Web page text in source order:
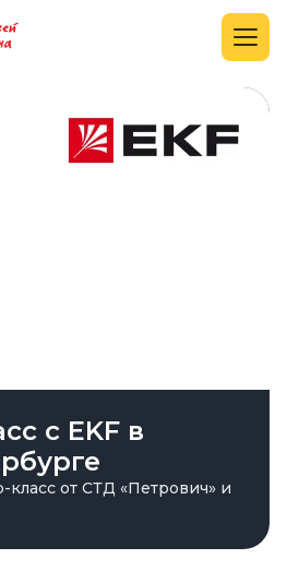
с EKF в
класс от СТД «Петрович» и